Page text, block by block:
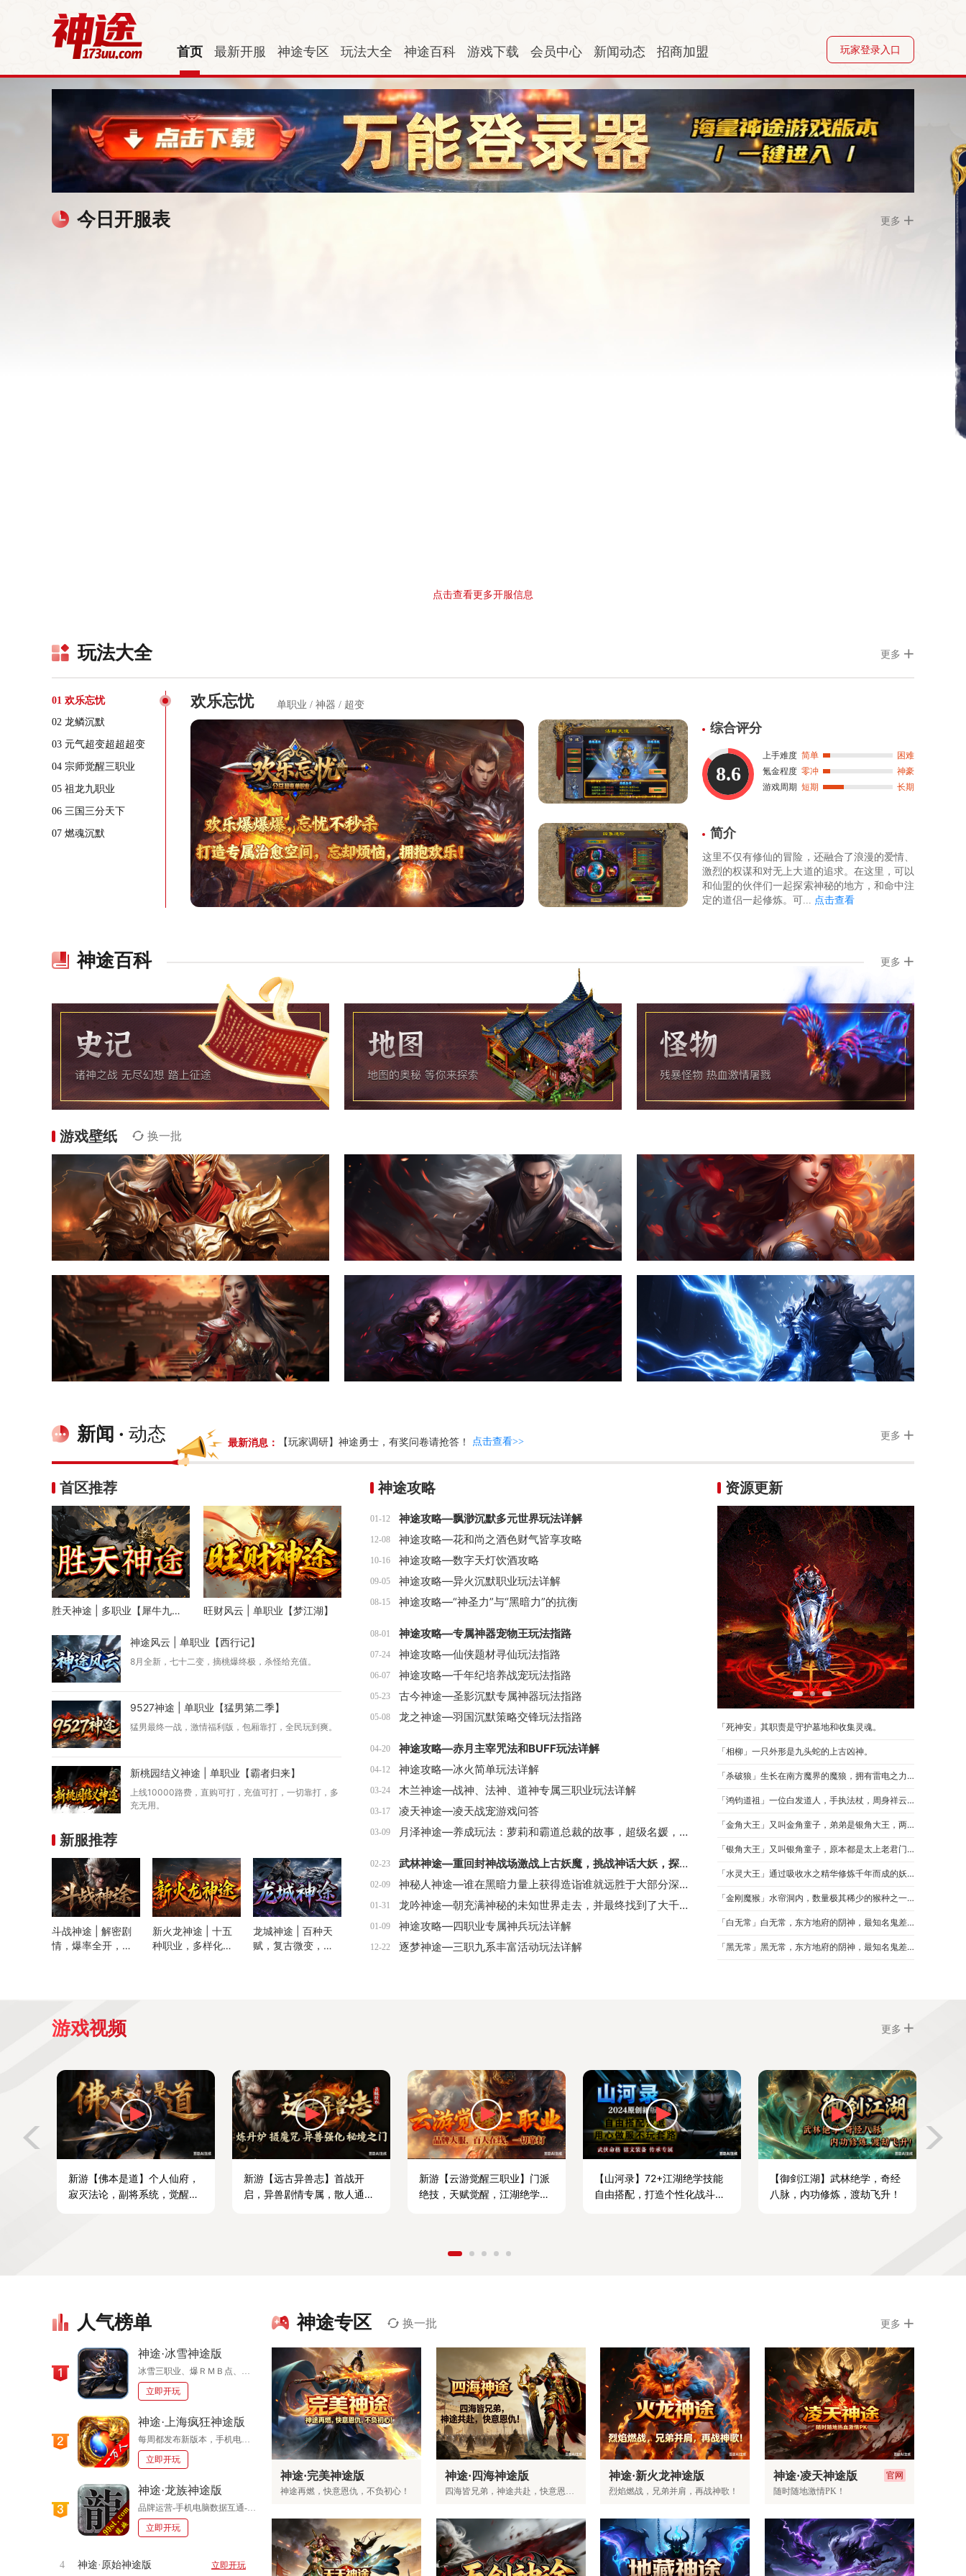
首页 最新开服 神途专区 玩法大全 神途百科 游戏下载 会员中心 新闻动态 招商加盟 玩家登录入口
今日开服表 更多
点击查看更多开服信息
玩法大全 更多
01 欢乐忘忧
02 龙鳞沉默
03 元气超变超超超变
04 宗师觉醒三职业
05 祖龙九职业
06 三国三分天下
07 燃魂沉默
欢乐忘忧 单职业 / 神器 / 超变
综合评分
8.6
上手难度 简单
困难
氪金程度 零冲
神豪
游戏周期 短期 长期
简介
这里不仅有修仙的冒险，还融合了浪漫的爱情、
激烈的权谋和对无上大道的追求。在这里，可以
和仙盟的伙伴们一起探索神秘的地方，和命中注
定的道侣一起修炼。可... 点击查看
神途百科 更多
游戏壁纸 换一批
新闻 · 动态 最新消息： 温馨提醒丨共同维护游戏环境，警惕非法交易风险 点击查看>>
更多
首区推荐
胜天神途 | 多职业【犀牛九职业】 旺财风云 | 单职业【梦江湖】
神途风云 | 单职业【西行记】
8月全新，七十二变，摘桃爆终极，杀怪给充值。
9527神途 | 单职业【猛男第二季】
猛男最终一战，激情福利版，包厢靠打，全民玩到爽。
新桃园结义神途 | 单职业【霸者归来】
上线10000路费，直购可打，充值可打，一切靠打，多
充无用。
新服推荐
斗战神途 | 解密剧
情，爆率全开，材
新火龙神途 | 十五
种职业，多样化玩
龙城神途 | 百种天
赋，复古微变，长
神途攻略
01-12 神途攻略—飘渺沉默多元世界玩法详解
12-08 神途攻略—花和尚之酒色财气皆享攻略
10-16 神途攻略—数字天灯饮酒攻略
09-05 神途攻略—异火沉默职业玩法详解
08-15 神途攻略—“神圣力”与“黑暗力”的抗衡
08-01 神途攻略—专属神器宠物王玩法指路
07-24 神途攻略—仙侠题材寻仙玩法指路
06-07 神途攻略—千年纪培养战宠玩法指路
05-23 古今神途—圣影沉默专属神器玩法指路
05-08 龙之神途—羽国沉默策略交锋玩法指路
04-20 神途攻略—赤月主宰咒法和BUFF玩法详解
04-12 神途攻略—冰火简单玩法详解
03-24 木兰神途—战神、法神、道神专属三职业玩法详解
03-17 凌天神途—凌天战宠游戏问答
03-09 月泽神途—养成玩法：萝莉和霸道总裁的故事，超级名媛，全民女神等你来撩。
02-23 武林神途—重回封神战场激战上古妖魔，挑战神话大妖，探索仙妖密藏！
02-09 神秘人神途—谁在黑暗力量上获得造诣谁就远胜于大部分深渊恶魔。
01-31 龙吟神途—朝充满神秘的未知世界走去，并最终找到了大千世界，然后进化为神灵。
01-09 神途攻略—四职业专属神兵玩法详解
12-22 逐梦神途—三职九系丰富活动玩法详解
资源更新
「死神安」其职责是守护墓地和收集灵魂。
「相柳」一只外形是九头蛇的上古凶神。
「杀破狼」生长在南方魔界的魔狼，拥有雷电之力，能够借助雷电的力量。
「鸿钧道祖」一位白发道人，手执法杖，周身祥云万道，瑞气千条。
「金角大王」又叫金角童子，弟弟是银角大王，两人下凡变成妖怪，磨砺唐僧取经的决心。
「银角大王」又叫银角童子，原本都是太上老君门下看守丹炉的童子。
「水灵大王」通过吸收水之精华修炼千年而成的妖怪，名为水灵大王。
「金刚魔猴」水帘洞内，数量极其稀少的猴种之一。
「白无常」白无常，东方地府的阴神，最知名鬼差“黑白无常”之一。
「黑无常」黑无常，东方地府的阴神，最知名鬼差“黑白无常”之一。
游戏视频 更多
新游【佛本是道】个人仙府，
寂灭法论，副将系统，觉醒之
新游【远古异兽志】首战开
启，异兽剧情专属，散人通关
新游【云游觉醒三职业】门派
绝技，天赋觉醒，江湖绝学，
【山河录】72+江湖绝学技能
自由搭配，打造个性化战斗风
【御剑江湖】武林绝学，奇经
八脉，内功修炼，渡劫飞升！
人气榜单
神途·冰雪神途版
立即开玩
神途·上海疯狂神途版
立即开玩
神途·龙族神途版
立即开玩
4 神途·原始神途版 立即开玩
神途专区 换一批 更多
神途·完美神途版
神途再燃，快意恩仇，不负初心！
神途·四海神途版
四海皆兄弟，神途共赴，快意恩仇！
神途·新火龙神途版
烈焰燃战，兄弟并肩，再战神歌！
神途·凌天神途版
随时随地激情PK！
官网